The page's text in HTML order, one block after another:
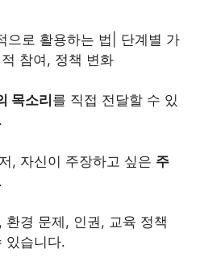
으로 활용하는 법| 단계별 가
참여, 정책 변화
목소리 를 직접 전달할 수 있
, 자신이 주장하고 싶은 주
환경 문제, 인권, 교육 정책
있습니다.